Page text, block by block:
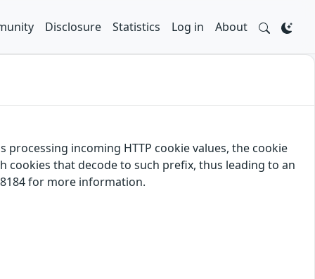
Disclosure Statistics Log in About
processing incoming HTTP cookie values, the cookie
cookies that decode to such prefix, thus leading to an
for more information.